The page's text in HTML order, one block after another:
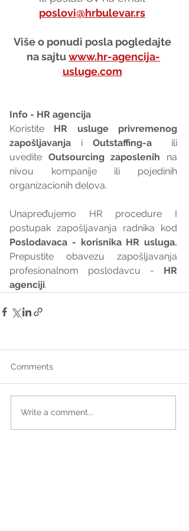
poslovi@hrbulevar.rs
Više o ponudi posla pogledajte
na sajtu www.hr-agencija-
usluge.com
Info - HR agencija
Koristite HR usluge privremenog
zapošljavanja i Outstaffing-a
  ili
uvedite Outsourcing zaposlenih na
nivou kompanije ili pojedinih
organizacionih delova.
Unapređujemo HR procedure I
Prepustite obavezu zapošljavanja
profesionalnom poslodavcu - HR
agenciji.
Comments
Write a comment...